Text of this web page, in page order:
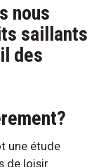
nous
saillants
des
une étude
de loisir